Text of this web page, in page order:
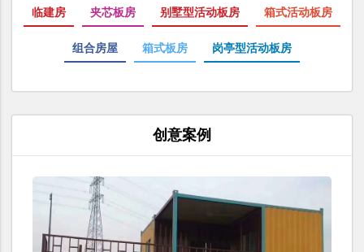
临建房 夹芯板房 别墅型活动板房 箱式活动板房
组合房屋 箱式板房 岗亭型活动板房
创意案例